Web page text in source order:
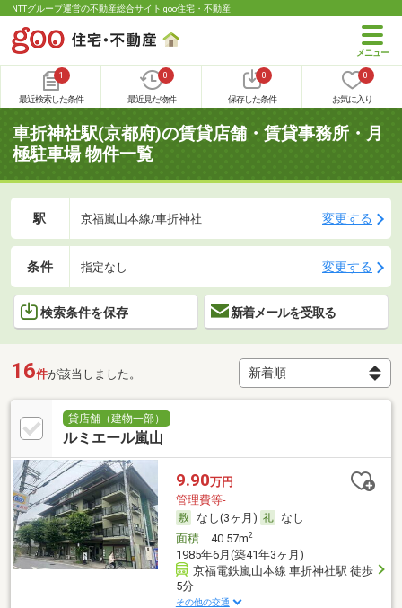
NTTグループ運営の不動産総合サイト goo住宅・不動産
1
最近検索した条件
0
最近見た物件
0
保存した条件
0
お気に入り
車折神社駅(京都府)の賃貸店舗・賃貸事務所・月
極駐車場 物件一覧
駅 京福嵐山本線/車折神社 変更する
条件 指定なし 変更する
検索条件を保存 新着メールを受取る
16件が該当しました。
貸店舗（建物一部）
ルミエール嵐山
9.90万円
管理費等-
なし(3ヶ月)
なし
面積40.57m2
1985年6月(築41年3ヶ月)
京福電鉄嵐山本線 車折神社駅 徒歩
5分
その他の交通